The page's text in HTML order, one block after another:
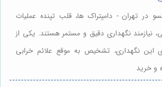
در تهران - دامپتراک ها، قلب تپنده عملیات
نیازمند نگهداری دقیق و مستمر هستند. یکی از
این نگهداری، تشخیص به موقع علائم خرابی
و خرید